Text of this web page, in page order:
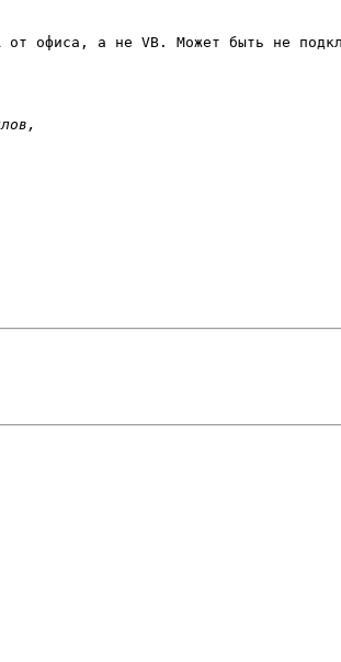
офиса, а не VB. Может быть не